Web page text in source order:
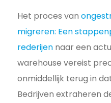
Het proces van
migreren: Een
rederijennaar een
warehouse vereist
onmiddellijk terug in
Bedrijven extraheren